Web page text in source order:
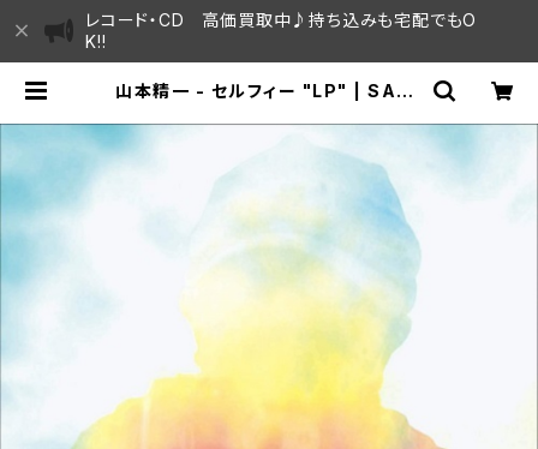
レコード・CD 高価買取中♪持ち込みも宅配でもO
K!!
山本精一 - セルフィー "LP" | SAYA
♫見晴らしの良いレコード屋